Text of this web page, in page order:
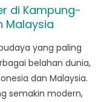
Isu
Desa-
desa
di Kampung-
Malaysia
yang paling
belahan dunia,
dan Malaysia.
semakin modern,